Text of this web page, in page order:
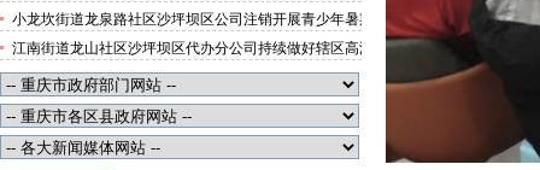
据要素价值释放
小龙坎街道龙泉路社区沙坪坝区公司注销开展青少年暑期
安全讲座
江南街道龙山社区沙坪坝区代办分公司持续做好辖区高温
天气防暑保障工作